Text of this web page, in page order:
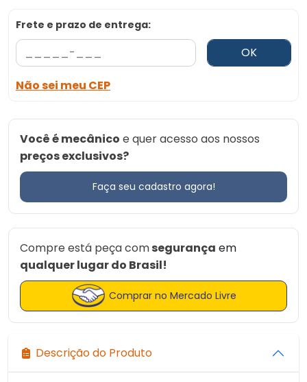
Frete e prazo de entrega:
OK
Não sei meu CEP
Você é mecânico e quer acesso aos nossos
preços exclusivos?
Faça seu cadastro agora!
Compre está peça comsegurança em
qualquer lugar do Brasil!
Comprar no Mercado Livre
Descrição do Produto